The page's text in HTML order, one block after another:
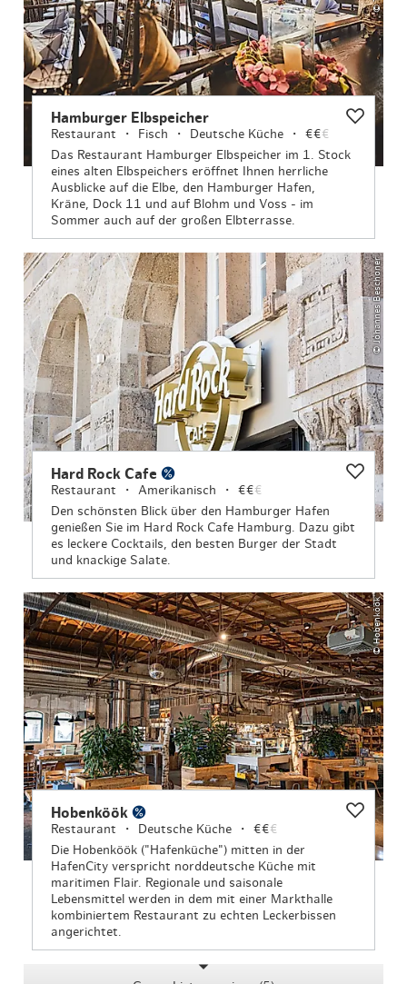
Hamburger Elbspeicher
Restaurant Fisch Deutsche Küche €€€
Das Restaurant Hamburger Elbspeicher im 1. Stock
eines alten Elbspeichers eröffnet Ihnen herrliche
Ausblicke auf die Elbe, den Hamburger Hafen,
Kräne, Dock 11 und auf Blohm und Voss - im
Sommer auch auf der großen Elbterrasse.
© Johannes Beschoner
Hard Rock Cafe
Restaurant Amerikanisch €€€
Den schönsten Blick über den Hamburger Hafen
genießen Sie im Hard Rock Cafe Hamburg. Dazu gibt
es leckere Cocktails, den besten Burger der Stadt
und knackige Salate.
© Hobenköök
Hobenköök
Restaurant Deutsche Küche €€€
Die Hobenköök ("Hafenküche") mitten in der
HafenCity verspricht norddeutsche Küche mit
maritimen Flair. Regionale und saisonale
Lebensmittel werden in dem mit einer Markthalle
kombiniertem Restaurant zu echten Leckerbissen
angerichtet.